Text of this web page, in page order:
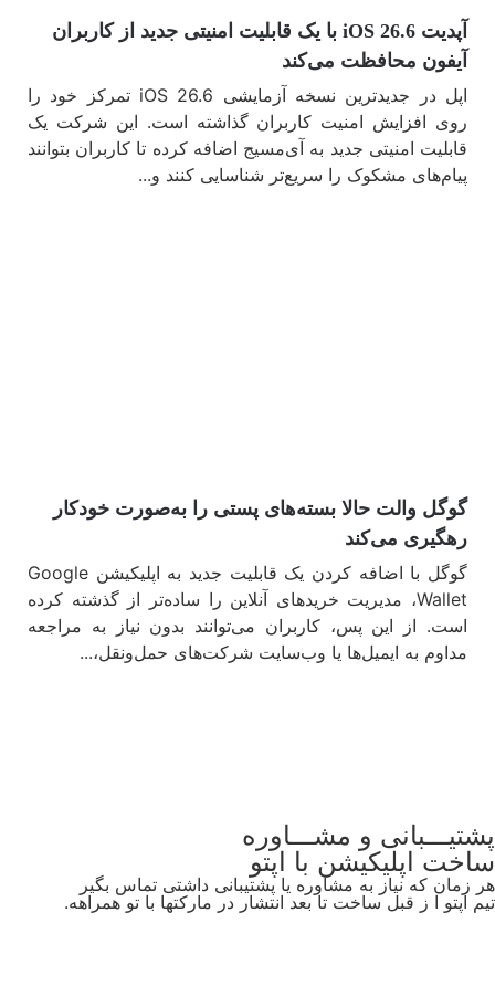
آپدیت iOS 26.6 با یک قابلیت امنیتی جدید از کاربران
آیفون محافظت می‌کند
اپل در جدیدترین نسخه آزمایشی iOS 26.6 تمرکز خود را
روی افزایش امنیت کاربران گذاشته است. این شرکت یک
قابلیت امنیتی جدید به آی‌مسیج اضافه کرده تا کاربران بتوانند
پیام‌های مشکوک را سریع‌تر شناسایی کنند و...
گوگل والت حالا بسته‌های پستی را به‌صورت خودکار
رهگیری می‌کند
گوگل با اضافه کردن یک قابلیت جدید به اپلیکیشن Google
Wallet، مدیریت خریدهای آنلاین را ساده‌تر از گذشته کرده
است. از این پس، کاربران می‌توانند بدون نیاز به مراجعه
مداوم به ایمیل‌ها یا وب‌سایت شرکت‌های حمل‌ونقل،...
پشتیـــبانی و مشـــاوره
ساخت اپلیکیشن با اپتو
هر زمان که نیاز به مشاوره یا پشتیبانی داشتی تماس بگیر
تیم اپتو ا ز قبل ساخت تا بعد انتشار در مارکتها با تو همراهه.